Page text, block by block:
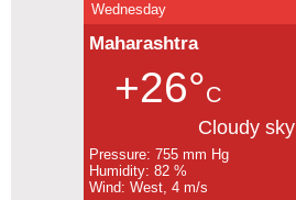
Wednesday
Maharashtra
+26°C
Cloudy sky
Pressure: 755 mm Hg
Humidity: 82 %
Wind: West, 4 m/s